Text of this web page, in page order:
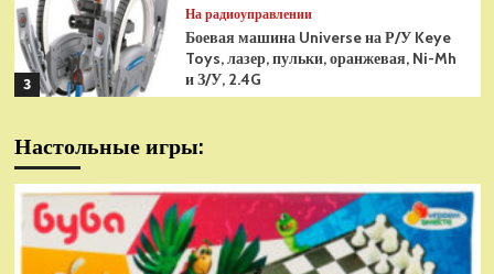
3
На радиоуправлении
Боевая машина Universe на Р/У Keye
Toys, лазер, пульки, оранжевая, Ni-Mh
и З/У, 2.4G
Радиоуправляемая модель
(HN1586)
На радиоуправлении
Настольные игры: